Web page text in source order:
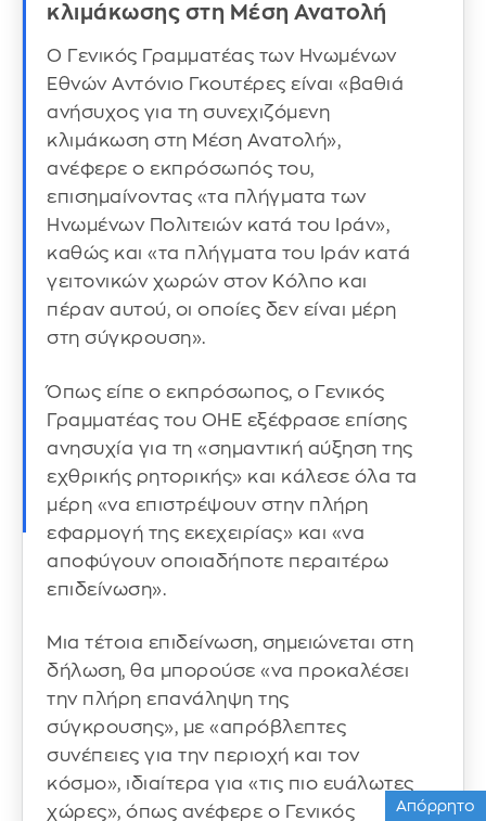
κλιμάκωσης στη Μέση Ανατολή
Ο Γενικός Γραμματέας των Ηνωμένων
Εθνών Αντόνιο Γκουτέρες είναι «βαθιά
ανήσυχος για τη συνεχιζόμενη
κλιμάκωση στη Μέση Ανατολή»,
ανέφερε ο εκπρόσωπός του,
επισημαίνοντας «τα πλήγματα των
Ηνωμένων Πολιτειών κατά του Ιράν»,
καθώς και «τα πλήγματα του Ιράν κατά
γειτονικών χωρών στον Κόλπο και
πέραν αυτού, οι οποίες δεν είναι μέρη
στη σύγκρουση».
Όπως είπε ο εκπρόσωπος, ο Γενικός
Γραμματέας του ΟΗΕ εξέφρασε επίσης
ανησυχία για τη «σημαντική αύξηση της
εχθρικής ρητορικής» και κάλεσε όλα τα
μέρη «να επιστρέψουν στην πλήρη
εφαρμογή της εκεχειρίας» και «να
αποφύγουν οποιαδήποτε περαιτέρω
επιδείνωση».
Μια τέτοια επιδείνωση, σημειώνεται στη
δήλωση, θα μπορούσε «να προκαλέσει
την πλήρη επανάληψη της
σύγκρουσης», με «απρόβλεπτες
συνέπειες για την περιοχή και τον
κόσμο», ιδιαίτερα για «τις πιο ευάλωτες
χώρες», όπως ανέφερε ο Γενικός
Απόρρητο